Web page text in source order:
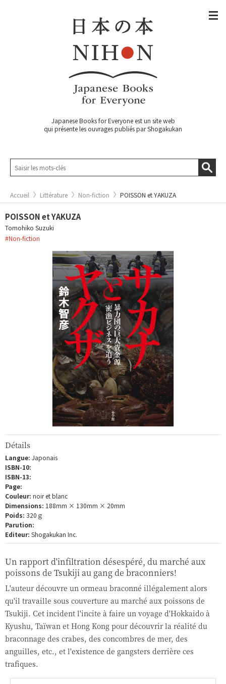
Japanese Books for Everyone est un site web
qui présente les ouvrages publiés par Shogakukan
Accueil Littérature Non-fiction POISSON et YAKUZA
POISSON et YAKUZA
Tomohiko Suzuki
#Non-fiction
Détails
Langue: Japonais
ISBN-10:
ISBN-13:
Page:
Couleur: noir et blanc
Dimensions: 188mm × 130mm × 20mm
Poids: 320ｇ
Parution:
Editeur: Shogakukan Inc.
Un rapport d'infiltration désespéré, du marché aux
poissons de Tsukiji au gang de braconniers!
L'auteur découvre un ormeau braconné illégalement alors
qu'il travaille sous couverture au marché aux poissons de
Tsukiji. Cet incident l'incite à faire un voyage d'Hokkaido à
Kyushu, Taïwan et Hong Kong pour découvrir la réalité du
braconnage des crabes, des concombres de mer, des
anguilles, etc., et l'existence de gangsters derrière ces
trafiques.